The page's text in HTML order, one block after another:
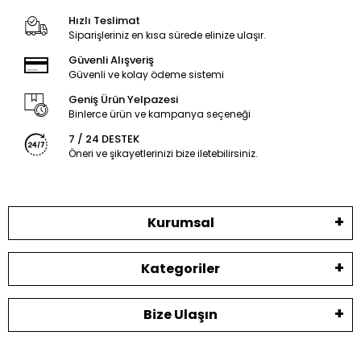
Hızlı Teslimat
Siparişleriniz en kısa sürede elinize ulaşır.
Güvenli Alışveriş
Güvenli ve kolay ödeme sistemi
Geniş Ürün Yelpazesi
Binlerce ürün ve kampanya seçeneği
7 / 24 DESTEK
Öneri ve şikayetlerinizi bize iletebilirsiniz.
Kurumsal
Kategoriler
Bize Ulaşın